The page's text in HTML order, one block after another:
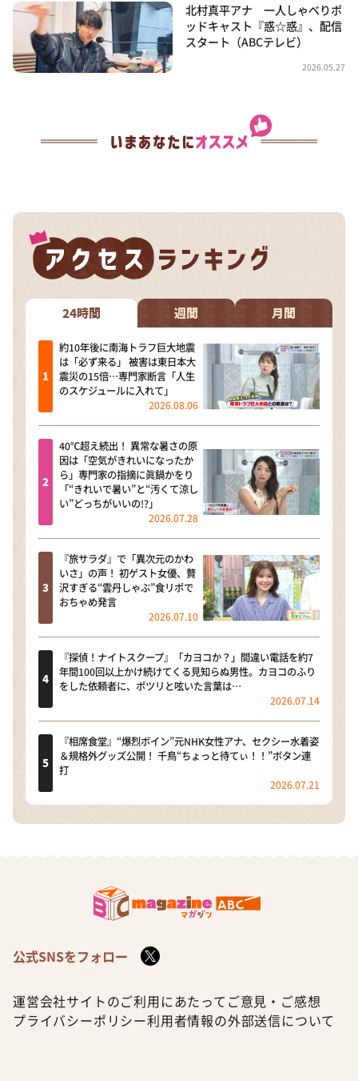
北村真平アナ 一人しゃべりポ
ッドキャスト『惑☆惑』、配信
スタート（ABCテレビ）
2026.05.27
24時間 週間 月間
約10年後に南海トラフ巨大地震
は「必ず来る」 被害は東日本大
震災の15倍…専門家断言「人生
のスケジュールに入れて」
2026.08.06
40℃超え続出！ 異常な暑さの原
因は「空気がきれいになったか
ら」専門家の指摘に眞鍋かをり
「“きれいで暑い”と“汚くて涼し
い”どっちがいいの!?」
2026.07.28
『旅サラダ』で「異次元のかわ
いさ」の声！ 初ゲスト女優、贅
沢すぎる“雲丹しゃぶ”食リポで
おちゃめ発言
2026.07.10
『探偵！ナイトスクープ』「カヨコか？」間違い電話を約7
年間100回以上かけ続けてくる見知らぬ男性。カヨコのふり
をした依頼者に、ポツリと呟いた言葉は…
2026.07.14
『相席食堂』“爆烈ボイン”元NHK女性アナ、セクシー水着姿
＆規格外グッズ公開！ 千鳥“ちょっと待てぃ！！”ボタン連
打
2026.07.21
公式SNSをフォロー
運営会社サイトのご利用にあたって ご意見・ご感想
プライバシーポリシー利用者情報の外部送信について